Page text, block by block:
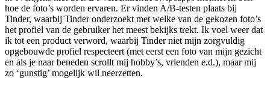
hoe de foto’s worden ervaren. Er vinden A/B-testen plaats bij
Tinder, waarbij Tinder onderzoekt met welke van de gekozen foto’s
het profiel van de gebruiker het meest bekijks trekt. Ik voel weer dat
ik tot een product verword, waarbij Tinder niet mijn zorgvuldig
opgebouwde profiel respecteert (met eerst een foto van mijn gezicht
en als je naar beneden scrollt mij hobby’s, vrienden e.d.), maar mij
zo ‘gunstig’ mogelijk wil neerzetten.